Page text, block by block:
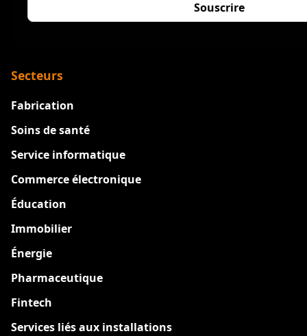
Secteurs
Fabrication
Soins de santé
Service informatique
Commerce électronique
Éducation
Immobilier
Énergie
Pharmaceutique
Fintech
Services liés aux installations